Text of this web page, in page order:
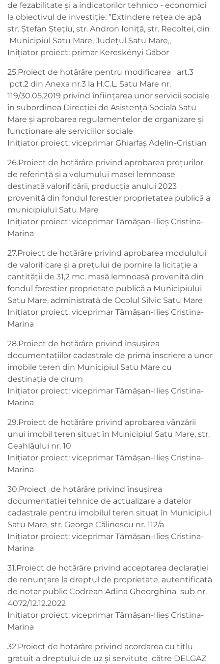
de fezabilitate și a indicatorilor tehnico - economici
la obiectivul de investiţie: ”Extindere rețea de apă
str. Ștefan Ștețiu, str. Andron Ioniță, str. Recoltei, din
Municipiul Satu Mare, Județul Satu Mare,,
Inițiator proiect: primar Kereskényi Gábor
25.Proiect de hotărâre pentru modificarea art.3
pct.2 din Anexa nr.3 la H.C.L. Satu Mare nr.
119/30.05.2019 privind înființarea unor servicii sociale
în subordinea Direcției de Asistenţă Socială Satu
Mare și aprobarea regulamentelor de organizare şi
funcţionare ale serviciilor sociale
Inițiator proiect: viceprimar Ghiarfaș Adelin-Cristian
26.Proiect de hotărâre privind aprobarea prețurilor
de referință și a volumului masei lemnoase
destinată valorificării, producţia anului 2023
provenită din fondul forestier proprietatea publică a
municipiului Satu Mare
Inițiator proiect: viceprimar Tămășan-Ilieș Cristina-
Marina
27.Proiect de hotărâre privind aprobarea modulului
de valorificare și a prețului de pornire la licitație a
cantității de 31,2 mc. masă lemnoasă provenită din
fondul forestier proprietate publică a Municipiului
Satu Mare, administrată de Ocolul Silvic Satu Mare
Inițiator proiect: viceprimar Tămășan-Ilieș Cristina-
Marina
28.Proiect de hotărâre privind însușirea
documentațiilor cadastrale de primă înscriere a unor
imobile teren din Municipiul Satu Mare cu
destinația de drum
Inițiator proiect: viceprimar Tămășan-Ilieș Cristina-
Marina
29.Proiect de hotărâre privind aprobarea vânzării
unui imobil teren situat în Municipiul Satu Mare, str.
Ceahlăului nr. 10
Inițiator proiect: viceprimar Tămășan-Ilieș Cristina-
Marina
30.Proiect de hotărâre privind însușirea
documentației tehnice de actualizare a datelor
cadastrale pentru imobilul teren situat în Municipiul
Satu Mare, str. George Călinescu nr. 112/a
Inițiator proiect: viceprimar Tămășan-Ilieș Cristina-
Marina
31.Proiect de hotărâre privind acceptarea declarației
de renunțare la dreptul de proprietate, autentificată
de notar public Codrean Adina Gheorghina sub nr.
4072/12.12.2022
Inițiator proiect: viceprimar Tămășan-Ilieș Cristina-
Marina
32.Proiect de hotărâre privind acordarea cu titlu
gratuit a dreptului de uz și servitute către DELGAZ